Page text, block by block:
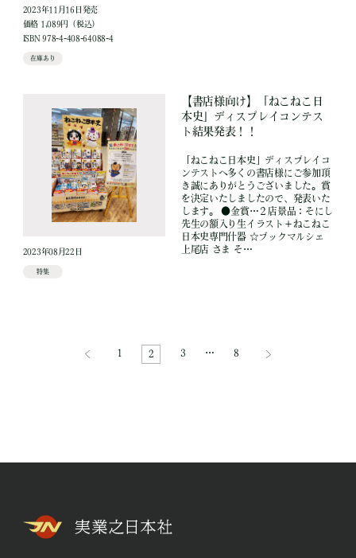
2023年11月16日発売
価格 1,089円（税込）
ISBN 978-4-408-64088-4
在庫あり
2023年08月22日
特集
【書店様向け】「ねこねこ日
本史」ディスプレイコンテス
ト結果発表！！
「ねこねこ日本史」ディスプレイコ
ンテストへ多くの書店様にご参加頂
き誠にありがとうございました。賞
を決定いたしましたので、発表いた
します。 ●金賞…２店景品：そにし
先生の額入り生イラスト＋ねこねこ
日本史専門什器 ☆ブックマルシェ
上尾店 さま そ…
1 2 3 … 8